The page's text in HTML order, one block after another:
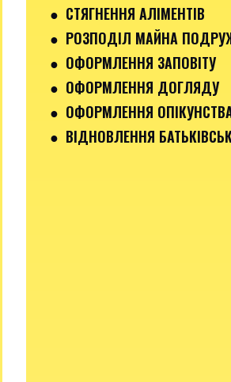
● СТЯГНЕННЯ АЛІМЕНТІВ
● РОЗПОДІЛ МАЙНА
● ОФОРМЛЕННЯ ЗАПОВІТУ
● ОФОРМЛЕННЯ ДОГЛЯДУ
● ОФОРМЛЕННЯ
● ВІДНОВЛЕННЯ